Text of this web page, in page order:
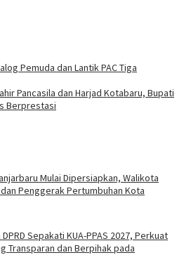
Pemuda dan Lantik PAC Tiga
Pancasila dan Harjad Kotabaru, Bupati
Berprestasi
Mulai Dipersiapkan, Walikota
Penggerak Pertumbuhan Kota
Sepakati KUA-PPAS 2027, Perkuat
Transparan dan Berpihak pada